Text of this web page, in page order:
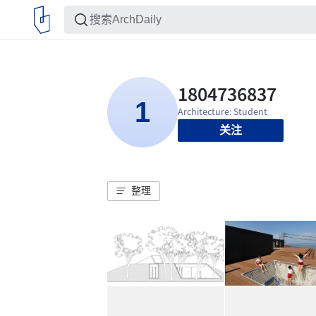
关注
整理